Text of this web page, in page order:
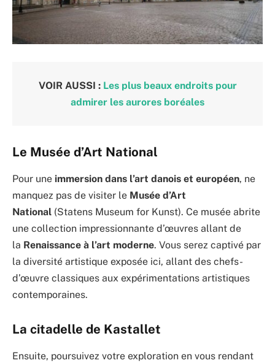
VOIR AUSSI : Les plus beaux endroits pour
admirer les aurores boréales
Le Musée d’Art National
Pour une immersion dans l’art danois et européen, ne
manquez pas de visiter le Musée d’Art
National (Statens Museum for Kunst). Ce musée abrite
une collection impressionnante d’œuvres allant de
la Renaissance à l’art moderne. Vous serez captivé par
la diversité artistique exposée ici, allant des chefs-
d’œuvre classiques aux expérimentations artistiques
contemporaines.
La citadelle de Kastallet
Ensuite, poursuivez votre exploration en vous rendant